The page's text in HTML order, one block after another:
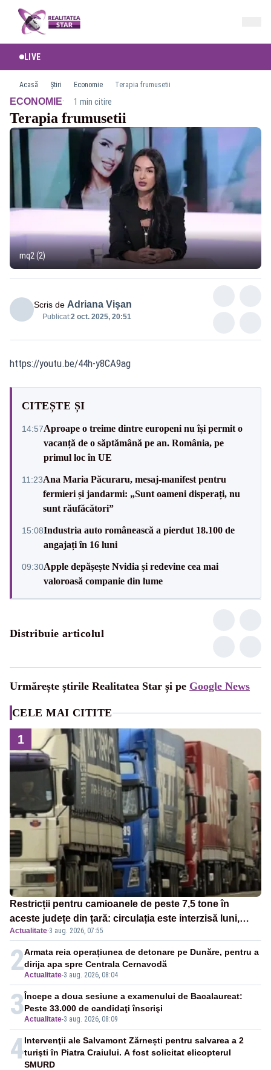
LIVE
Acasă Știri Economie Terapia frumusetii
ECONOMIE· 1 min citire
Terapia frumusetii
mq2 (2)
Scris de Adriana Vișan
Publicat:2 oct. 2025, 20:51
https://youtu.be/44h-y8CA9ag
CITEȘTE ȘI
14:57Aproape o treime dintre europeni nu își permit o
vacanță de o săptămână pe an. România, pe
primul loc în UE
11:23Ana Maria Păcuraru, mesaj-manifest pentru
fermieri și jandarmi: „Sunt oameni disperați, nu
sunt răufăcători”
15:08Industria auto românească a pierdut 18.100 de
angajați în 16 luni
09:30Apple depășește Nvidia și redevine cea mai
valoroasă companie din lume
Distribuie articolul
Urmărește știrile Realitatea Star și pe Google News
CELE MAI CITITE
1
Restricții pentru camioanele de peste 7,5 tone în
aceste județe din țară: circulația este interzisă luni,
între orele 12:00 și 20:00
Actualitate·3 aug. 2026, 07:55
2Actualitate-3 aug. 2026, 08:04
Armata reia operațiunea de detonare pe Dunăre, pentru a
dirija apa spre Centrala Cernavodă
3Actualitate-3 aug. 2026, 08:09
Începe a doua sesiune a examenului de Bacalaureat:
Peste 33.000 de candidaţi înscrişi
4Intervenţii ale Salvamont Zărnești pentru salvarea a 2
turişti în Piatra Craiului. A fost solicitat elicopterul
SMURD